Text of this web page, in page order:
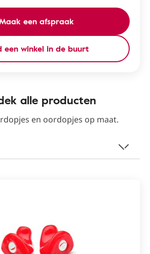
een afspraak
een winkel in de buurt
alle producten
en oordopjes op maat.